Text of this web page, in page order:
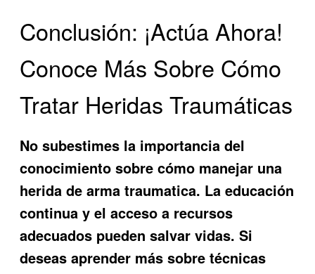
Conclusión: ¡Actúa Ahora!
Conoce Más Sobre Cómo
Tratar Heridas Traumáticas
No subestimes la importancia del
conocimiento sobre cómo manejar una
herida de arma traumatica. La educación
continua y el acceso a recursos
adecuados pueden salvar vidas. Si
deseas aprender más sobre técnicas